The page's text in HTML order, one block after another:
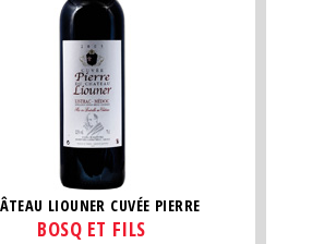
LIOUNER CUVÉE PIERRE
BOSQ ET FILS